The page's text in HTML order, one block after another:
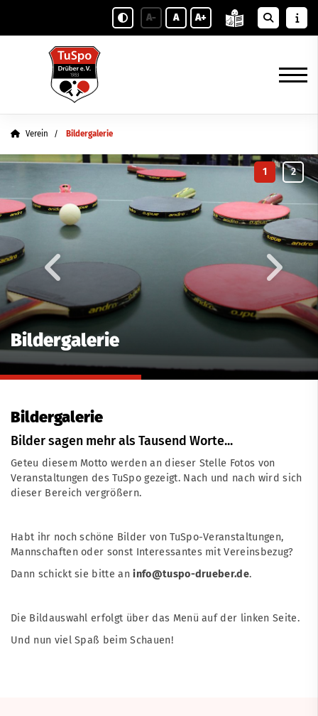
A- A A+
Verein Bildergalerie
Bildergalerie
Bildergalerie
Bilder sagen mehr als Tausend Worte...
Geteu diesem Motto werden an dieser Stelle Fotos von
Veranstaltungen des TuSpo gezeigt. Nach und nach wird sich
dieser Bereich vergrößern.
Habt ihr noch schöne Bilder von TuSpo-Veranstaltungen,
Mannschaften oder sonst Interessantes mit Vereinsbezug?
Dann schickt sie bitte aninfo@tuspo-drueber.de.
Die Bildauswahl erfolgt über das Menü auf der linken Seite.
Und nun viel Spaß beim Schauen!